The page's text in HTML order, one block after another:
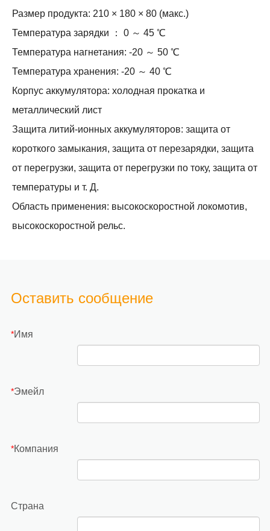
Размер продукта: 210 × 180 × 80 (макс.)
Температура зарядки ： 0 ～ 45 ℃
Температура нагнетания: -20 ～ 50 ℃
Температура хранения: -20 ～ 40 ℃
Корпус аккумулятора: холодная прокатка и
металлический лист
Защита литий-ионных аккумуляторов: защита от
короткого замыкания, защита от перезарядки, защита
от перегрузки, защита от перегрузки по току, защита от
температуры и т. Д.
Область применения: высокоскоростной локомотив,
высокоскоростной рельс.
Оставить сообщение
*Имя
*Эмейл
*Компания
Страна